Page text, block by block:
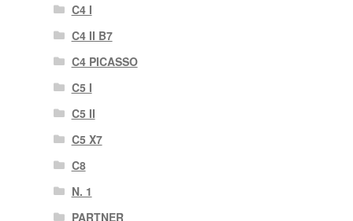
C4 I
C4 II B7
C4 PICASSO
C5 I
C5 II
C5 X7
C8
N. 1
PARTNER